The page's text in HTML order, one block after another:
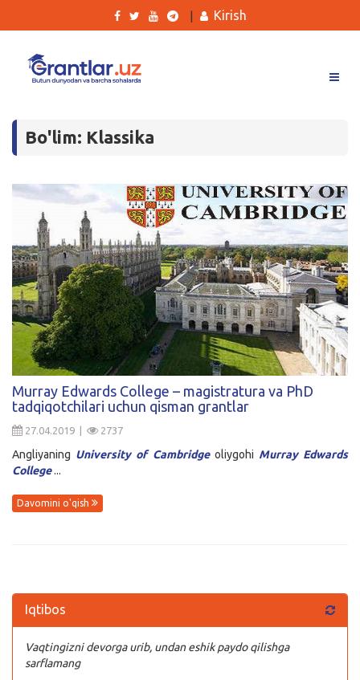
Tanlovlar
Kurslar
Blog
Yana
Qidirish
Kirish
Bo'lim: Klassika
Murray Edwards College – magistratura va PhD
tadqiqotchilari uchun qisman grantlar
27.04.2019 | 2737
Angliyaning University of Cambridgeoliygohi Murray Edwards
College...
Davomini o'qish
Iqtibos
Vaqtingizni devorga urib, undan eshik paydo qilishga
sarflamang